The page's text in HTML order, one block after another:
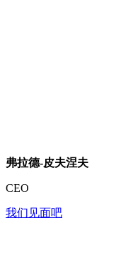
弗拉德-皮夫涅夫
CEO
我们见面吧